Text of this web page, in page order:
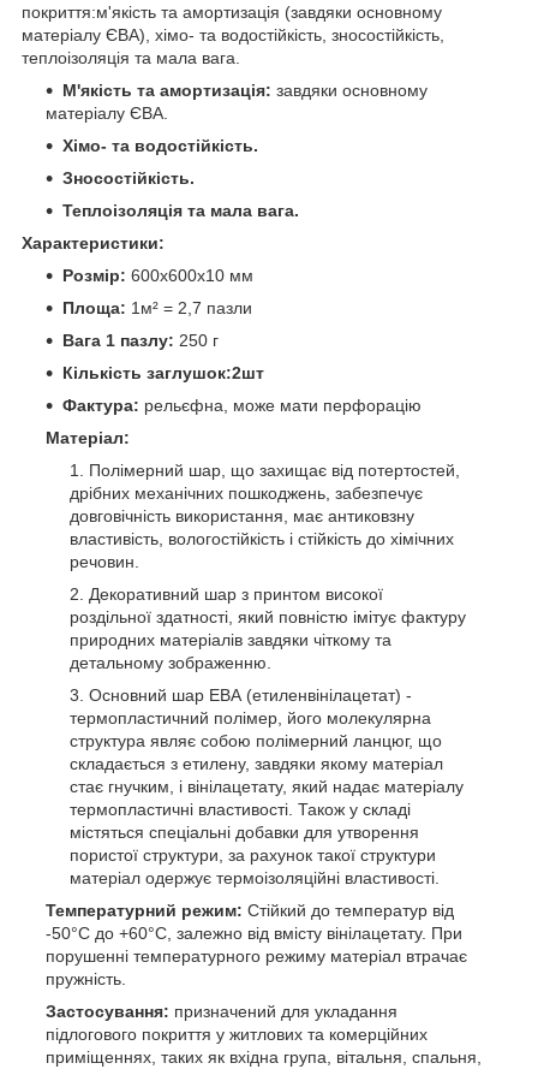
покриття:м'якість та амортизація (завдяки основному
матеріалу ЄВА), хімо- та водостійкість, зносостійкість,
теплоізоляція та мала вага.
М'якість та амортизація: завдяки основному
матеріалу ЄВА.
Хімо- та водостійкість.
Зносостійкість.
Теплоізоляція та мала вага.
Характеристики:
Розмір: 600х600х10 мм
Площа: 1м² = 2,7 пазли
Вага 1 пазлу: 250 г
Кількість заглушок:2шт
Фактура: рельєфна, може мати перфорацію
Матеріал:
Полімерний шар, що захищає від потертостей,
дрібних механічних пошкоджень, забезпечує
довговічність використання, має антиковзну
властивість, вологостійкість і стійкість до хімічних
речовин.
Декоративний шар з принтом високої
роздільної здатності, який повністю імітує фактуру
природних матеріалів завдяки чіткому та
детальному зображенню.
Основний шар ЕВА (етиленвінілацетат) -
термопластичний полімер, його молекулярна
структура являє собою полімерний ланцюг, що
складається з етилену, завдяки якому матеріал
стає гнучким, і вінілацетату, який надає матеріалу
термопластичні властивості. Також у складі
містяться спеціальні добавки для утворення
пористої структури, за рахунок такої структури
матеріал одержує термоізоляційні властивості.
Температурний режим: Стійкий до температур від
-50°C до +60°C, залежно від вмісту вінілацетату. При
порушенні температурного режиму матеріал втрачає
пружність.
Застосування: призначений для укладання
підлогового покриття у житлових та комерційних
приміщеннях, таких як вхідна група, вітальня, спальня,